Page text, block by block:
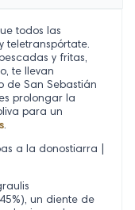
todos las
teletranspórtate.
y fritas,
te llevan
de San Sebastián
prolongar la
para un
.
a la donostiarra |
un diente de